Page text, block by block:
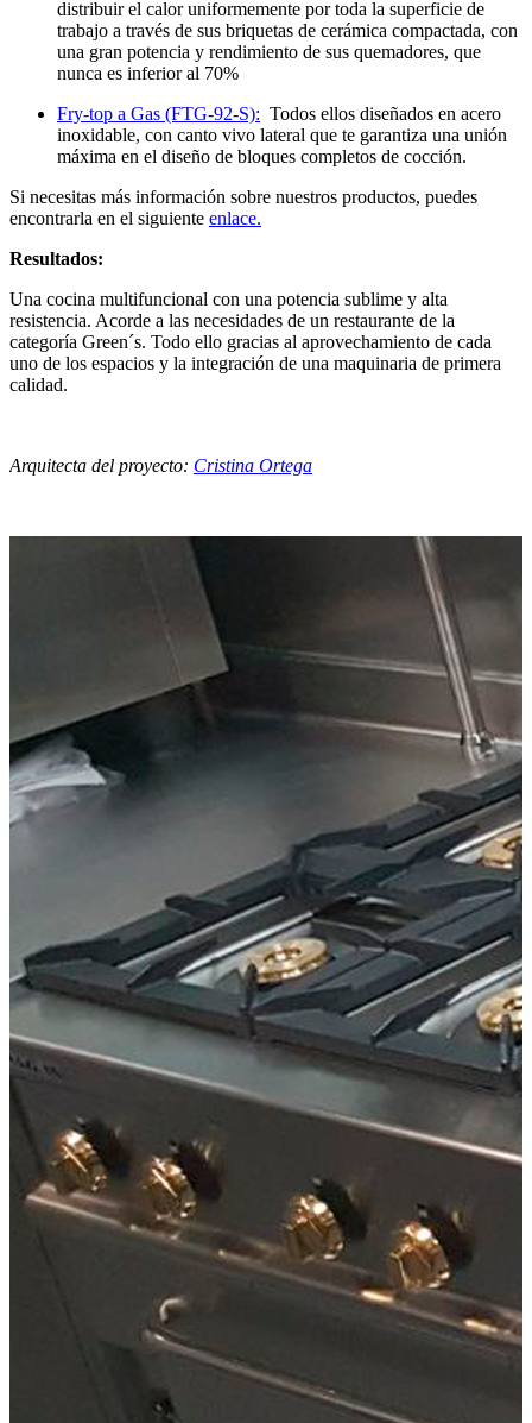
distribuir el calor uniformemente por toda la superficie de
trabajo a través de sus briquetas de cerámica compactada, con
una gran potencia y rendimiento de sus quemadores, que
nunca es inferior al 70%
Fry-top a Gas (FTG-92-S): Todos ellos diseñados en acero
inoxidable, con canto vivo lateral que te garantiza una unión
máxima en el diseño de bloques completos de cocción.
Si necesitas más información sobre nuestros productos, puedes
encontrarla en el siguiente enlace.
Resultados:
Una cocina multifuncional con una potencia sublime y alta
resistencia. Acorde a las necesidades de un restaurante de la
categoría Green´s. Todo ello gracias al aprovechamiento de cada
uno de los espacios y la integración de una maquinaria de primera
calidad.
Arquitecta del proyecto: Cristina Ortega